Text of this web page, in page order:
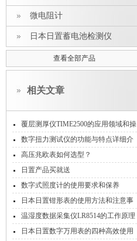
微电阻计
日本日置蓄电池检测仪
查看全部产品
相关文章
覆层测厚仪TIME2500的应用领域和操
作规程
数字扭力测试仪的功能与特点详细介
绍
高压兆欧表如何选型？
日置产品买就送
数字式照度计的使用要求和保养
日本日置钳形表的使用方法和注意事
项
温湿度数据采集仪LR8514的工作原理
和功能特点
日本日置数字万用表的四种高效使用